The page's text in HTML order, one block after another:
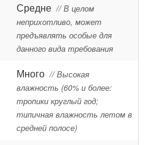
Средне // В целом
неприхотливо, может
предъявлять особые для
данного вида требования
Много // Высокая
влажность (60% и более:
тропики круглый год;
типичная влажность летом в
средней полосе)